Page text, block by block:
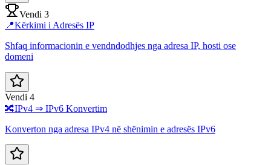
Vendi 3
📍Kërkimi i Adresës IP
Shfaq informacionin e vendndodhjes nga adresa IP, hosti ose
domeni
Vendi 4
🔀IPv4 ⇒ IPv6 Konvertim
Konverton nga adresa IPv4 në shënimin e adresës IPv6